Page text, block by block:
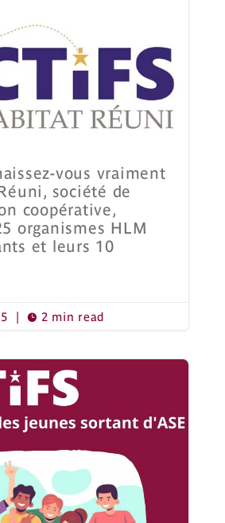
vous vraiment
société de
coopérative,
organismes HLM
et leurs 10
|  2 min read